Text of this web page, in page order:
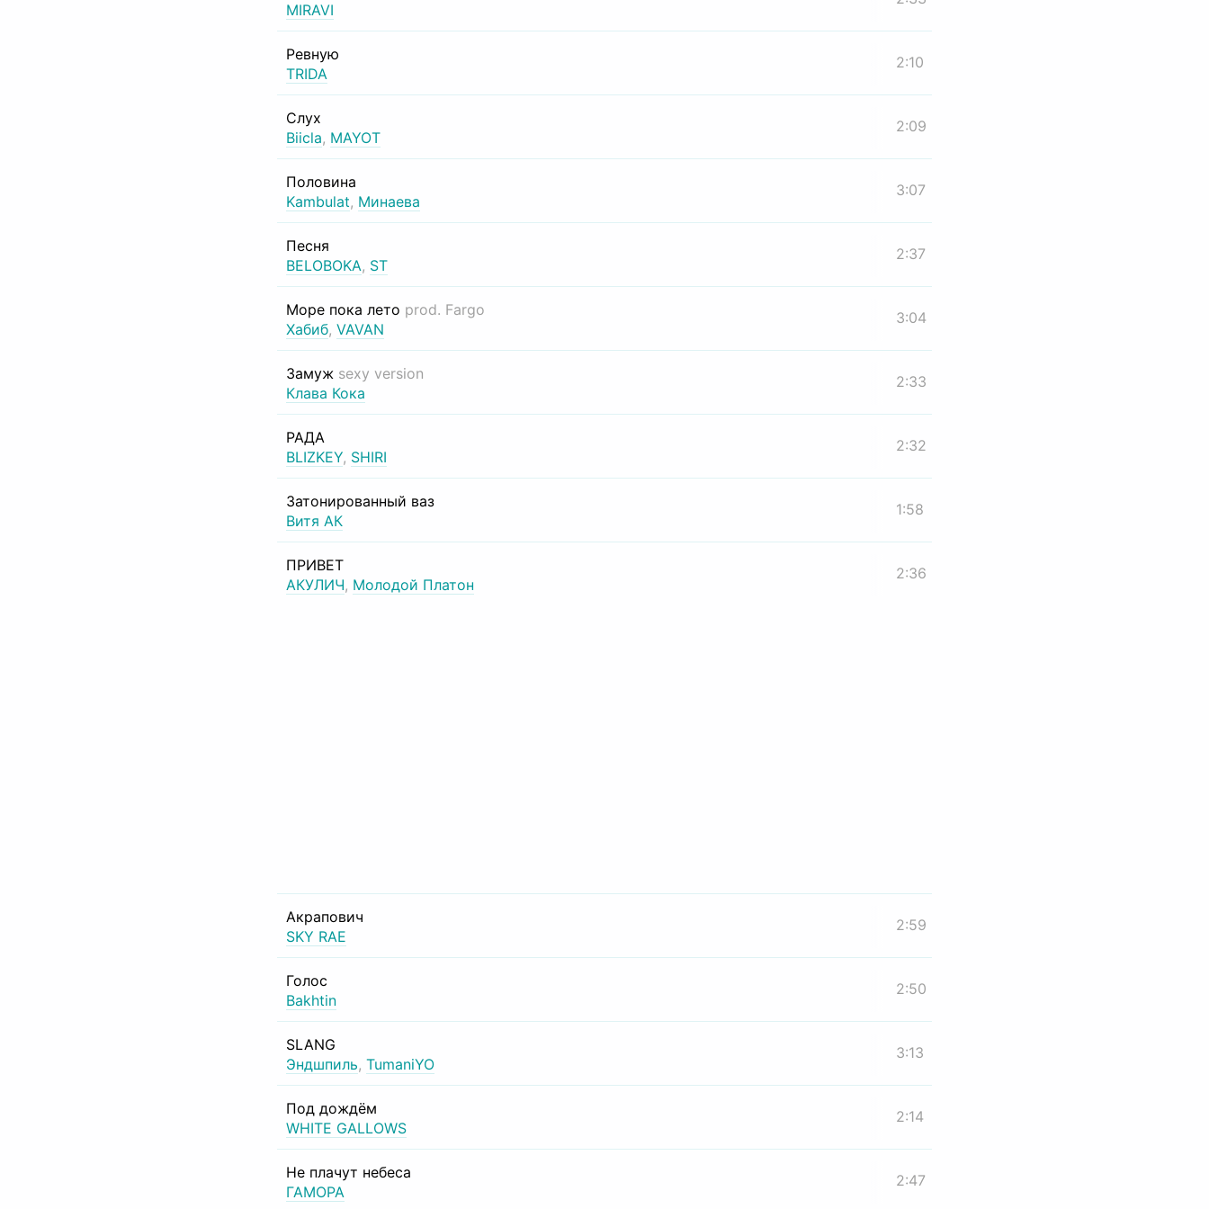
MIRAVI
Ревную
TRIDA
2:10
Слух
Biicla, MAYOT
2:09
Половина
Kambulat, Минаева
3:07
Песня
BELOBOKA, ST
2:37
Море пока лето prod. Fargo
Хабиб, VAVAN
3:04
Замуж sexy version
Клава Кока
2:33
РАДА
BLIZKEY, SHIRI
2:32
Затонированный ваз
Витя АК
1:58
ПРИВЕТ
АКУЛИЧ, Молодой Платон
2:36
Акрапович
SKY RAE
2:59
Голос
Bakhtin
2:50
SLANG
Эндшпиль, TumaniYO
3:13
Под дождём
WHITE GALLOWS
2:14
Не плачут небеса
ГАМОРА
2:47